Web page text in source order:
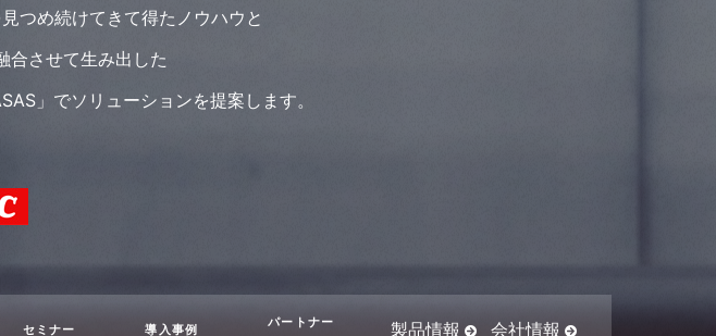
つめ続けてきて得たノウハウと
合させて生み出した
」でソリューションを提案します。
セミナー 導入事例 パートナー 製品情報 会社情報